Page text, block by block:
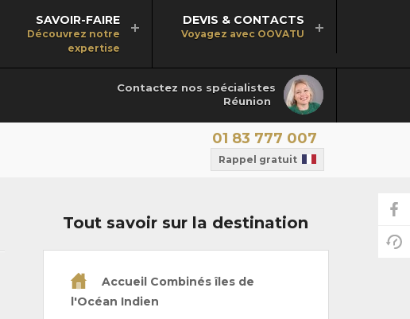
SAVOIR-FAIRE
Découvrez notre
expertise
DEVIS & CONTACTS
Voyagez avec OOVATU
Contactez nos spécialistes
Réunion
01 83 777 007
Rappel gratuit
Tout savoir sur la destination
Accueil Combinés îles de
l'Océan Indien